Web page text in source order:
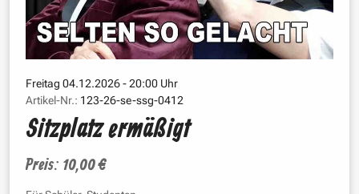
Freitag 04.12.2026 - 20:00 Uhr
Artikel-Nr.: 123-26-se-ssg-0412
Sitzplatz ermäßigt
Preis: 10,00 €